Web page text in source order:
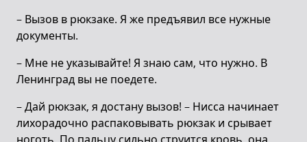
– Вызов в рюкзаке. Я же предъявил все нужные
документы.
– Мне не указывайте! Я знаю сам, что нужно. В
Ленинград вы не поедете.
– Дай рюкзак, я достану вызов! – Нисса начинает
лихорадочно распаковывать рюкзак и срывает